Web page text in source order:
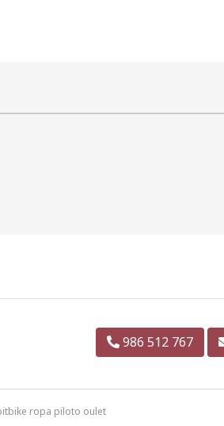
ropa piloto oulet
986 512 767